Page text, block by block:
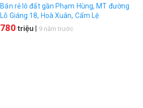
Bán rẻ lô đất gần Phạm Hùng, MT đường
Lỗ Giáng 18, Hoà Xuân, Cẩm Lệ
780triệu 9 năm trước